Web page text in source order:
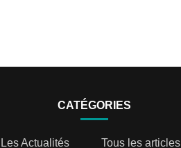
CATÉGORIES
Les Actualités
Tous les articles